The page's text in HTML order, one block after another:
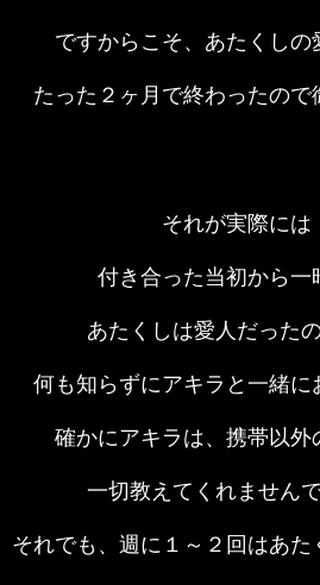
ですからこそ、あたくしの
たった２ヶ月で終わったので
それが実際には
付き合った当初から一
あたくしは愛人だった
何も知らずにアキラと一緒に
確かにアキラは、携帯以外
一切教えてくれません
それでも、週に１～２回はあた